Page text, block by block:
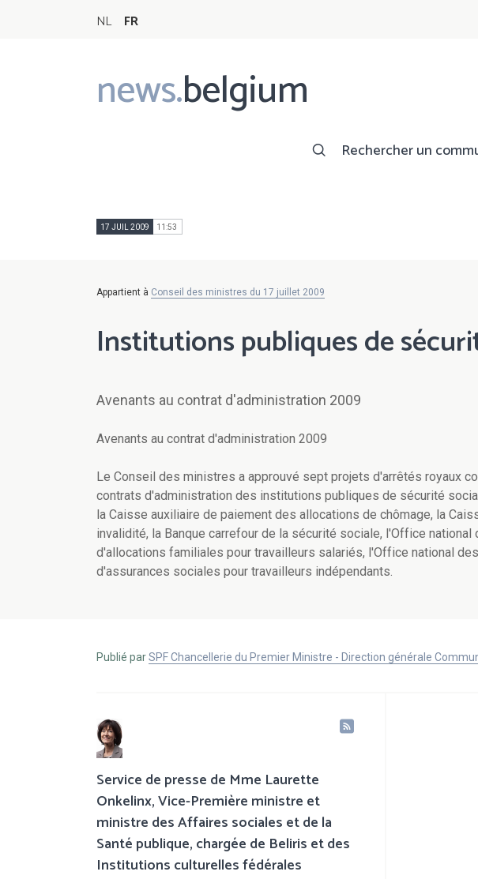
NL FR
news.belgium
Main
navigation
Rechercher un
17 JUIL 2009 11:53
Appartient à Conseil des ministres du 17 juillet 2009
Institutions publiques de
Avenants au contrat d'administration 2009
Avenants au contrat d'administration 2009
Le Conseil des ministres a approuvé sept projets d'arrêtés royaux
contrats d'administration des institutions publiques de sécurité
la Caisse auxiliaire de paiement des allocations de chômage, la
invalidité, la Banque carrefour de la sécurité sociale, l'Office national
d'allocations familiales pour travailleurs salariés, l'Office national
d'assurances sociales pour travailleurs indépendants.
Publié parSPF Chancellerie du Premier Ministre - Direction générale
Service de presse de Mme Laurette
Onkelinx, Vice-Première ministre et
ministre des Affaires sociales et de la
Santé publique, chargée de Beliris et des
Institutions culturelles fédérales